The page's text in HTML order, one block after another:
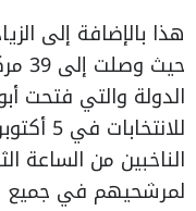
هذا بالإضافة إلى
الدولة والتي فتحت
الناخبين من الساعة
لمرشحيهم في جميع